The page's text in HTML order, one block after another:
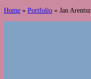
Home » Portfolio » Jan Arentsz